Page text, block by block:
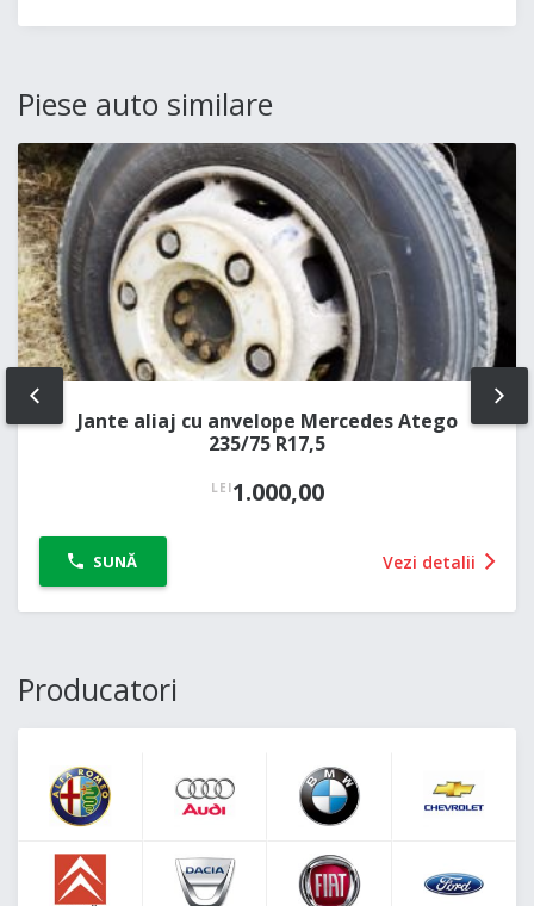
Piese auto similare
Jante aliaj cu anvelope Mercedes Atego
235/75 R17,5
LEI1.000,00
SUNĂ Vezi detalii
PREV
Producatori